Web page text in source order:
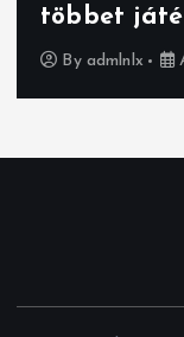
többet
By admlnlx